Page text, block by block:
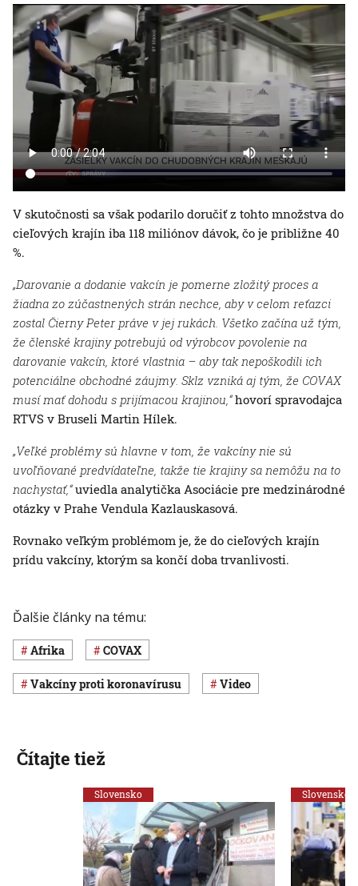
V skutočnosti sa však podarilo doručiť z tohto množstva do
cieľových krajín iba 118 miliónov dávok, čo je približne 40
%.
„Darovanie a dodanie vakcín je pomerne zložitý proces a
žiadna zo zúčastnených strán nechce, aby v celom reťazci
zostal Čierny Peter práve v jej rukách. Všetko začína už tým,
že členské krajiny potrebujú od výrobcov povolenie na
darovanie vakcín, ktoré vlastnia – aby tak nepoškodili ich
potenciálne obchodné záujmy. Sklz vzniká aj tým, že COVAX
musí mať dohodu s prijímacou krajinou,“hovorí spravodajca
RTVS v Bruseli Martin Hílek.
„Veľké problémy sú hlavne v tom, že vakcíny nie sú
uvoľňované predvídateľne, takže tie krajiny sa nemôžu na to
nachystať,“uviedla analytička Asociácie pre medzinárodné
otázky v Prahe Vendula Kazlauskasová.
Rovnako veľkým problémom je, že do cieľových krajín
prídu vakcíny, ktorým sa končí doba trvanlivosti.
Ďalšie články na tému:
Afrika COVAX
vakcíny proti koronavírusu Video
Čítajte tiež
Slovensko Slovensko